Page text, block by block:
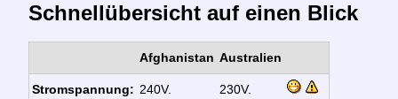
Schnellübersicht auf einen Blick
Afghanistan Australien
Stromspannung: 240V. 230V.